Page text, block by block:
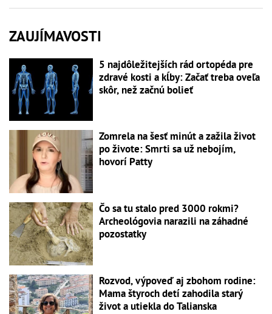
ZAUJÍMAVOSTI
5 najdôležitejších rád ortopéda pre
zdravé kosti a kĺby: Začať treba oveľa
skôr, než začnú bolieť
Zomrela na šesť minút a zažila život
po živote: Smrti sa už nebojím,
hovorí Patty
Čo sa tu stalo pred 3000 rokmi?
Archeológovia narazili na záhadné
pozostatky
Rozvod, výpoveď aj zbohom rodine:
Mama štyroch detí zahodila starý
život a utiekla do Talianska